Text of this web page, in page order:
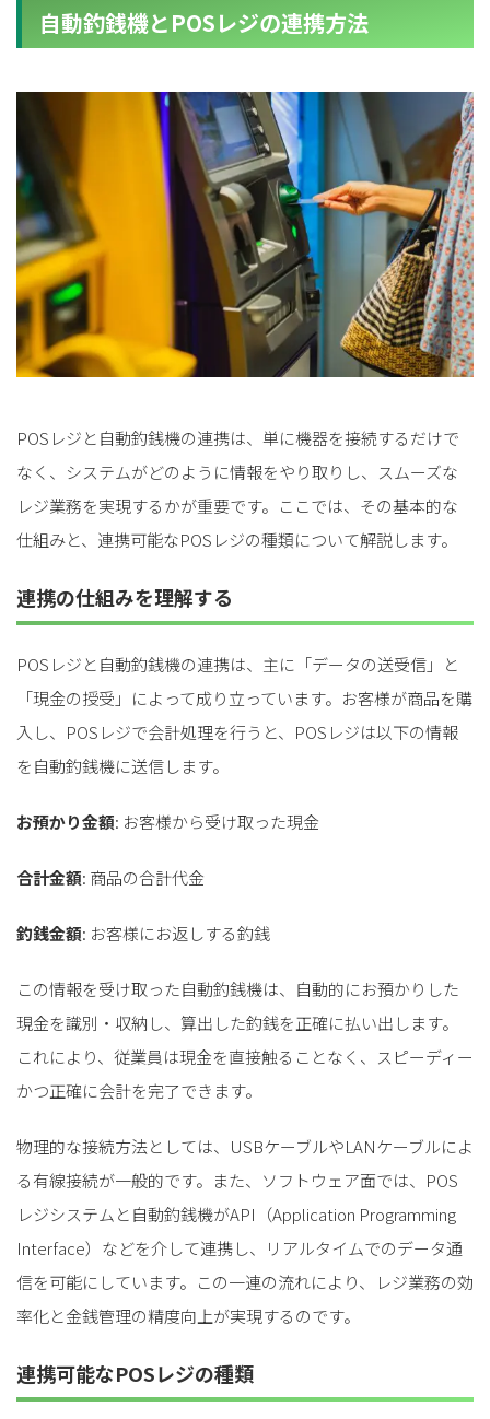
自動釣銭機とPOSレジの連携方法
POSレジと自動釣銭機の連携は、単に機器を接続するだけで
なく、システムがどのように情報をやり取りし、スムーズな
レジ業務を実現するかが重要です。ここでは、その基本的な
仕組みと、連携可能なPOSレジの種類について解説します。
連携の仕組みを理解する
POSレジと自動釣銭機の連携は、主に「データの送受信」と
「現金の授受」によって成り立っています。お客様が商品を購
入し、POSレジで会計処理を行うと、POSレジは以下の情報
を自動釣銭機に送信します。
お預かり金額: お客様から受け取った現金
合計金額: 商品の合計代金
釣銭金額: お客様にお返しする釣銭
この情報を受け取った自動釣銭機は、自動的にお預かりした
現金を識別・収納し、算出した釣銭を正確に払い出します。
これにより、従業員は現金を直接触ることなく、スピーディー
かつ正確に会計を完了できます。
物理的な接続方法としては、USBケーブルやLANケーブルによ
る有線接続が一般的です。また、ソフトウェア面では、POS
レジシステムと自動釣銭機がAPI（Application Programming
Interface）などを介して連携し、リアルタイムでのデータ通
信を可能にしています。この一連の流れにより、レジ業務の効
率化と金銭管理の精度向上が実現するのです。
連携可能なPOSレジの種類